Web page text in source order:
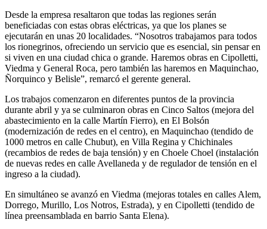
Desde la empresa resaltaron que todas las regiones serán
beneficiadas con estas obras eléctricas, ya que los planes se
ejecutarán en unas 20 localidades. “Nosotros trabajamos para todos
los rionegrinos, ofreciendo un servicio que es esencial, sin pensar en
si viven en una ciudad chica o grande. Haremos obras en Cipolletti,
Viedma y General Roca, pero también las haremos en Maquinchao,
Ñorquinco y Belisle”, remarcó el gerente general.
Los trabajos comenzaron en diferentes puntos de la provincia
durante abril y ya se culminaron obras en Cinco Saltos (mejora del
abastecimiento en la calle Martín Fierro), en El Bolsón
(modernización de redes en el centro), en Maquinchao (tendido de
1000 metros en calle Chubut), en Villa Regina y Chichinales
(recambios de redes de baja tensión) y en Choele Choel (instalación
de nuevas redes en calle Avellaneda y de regulador de tensión en el
ingreso a la ciudad).
En simultáneo se avanzó en Viedma (mejoras totales en calles Alem,
Dorrego, Murillo, Los Notros, Estrada), y en Cipolletti (tendido de
línea preensamblada en barrio Santa Elena).